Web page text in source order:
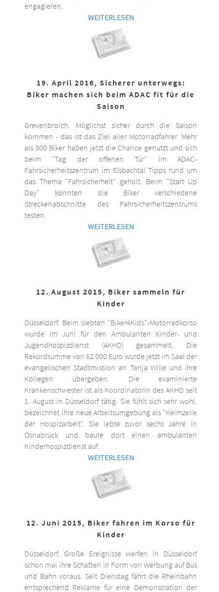
engagieren.
WEITERLESEN
19. April 2016, Sicherer unterwegs:
Biker machen sich beim ADAC fit für die
Saison
Grevenbroich. Möglichst sicher durch die Saison
kommen - das ist das Ziel aller Motorradfahrer. Mehr
als 300 Biker haben jetzt die Chance genutzt und sich
beim "Tag der offenen Tür" im ADAC-
Fahrsicherheitszentrum im Elsbachtal Tipps rund um
das Thema "Fahrsicherheit" geholt. Beim "Start Up
Day" konnten die Biker verschiedene
Streckenabschnitte des Fahrsicherheitszentrums
testen.
WEITERLESEN
12. August 2015, Biker sammeln für
Kinder
Düsseldorf. Beim siebten "Biker4Kids"-Motorradkorso
wurde im Juni für den Ambulanten Kinder- und
Jugendhospizdienst (AKHD) gesammelt. Die
Rekordsumme von 62 000 Euro wurde jetzt im Saal der
evangelischen Stadtmission an Tanja Wille und ihre
Kollegen übergeben. Die examinierte
Krankenschwester ist als Koordinatorin des AKHD seit
1. August in Düsseldorf tätig. Sie fühlt sich sehr wohl,
bezeichnet ihre neue Arbeitsumgebung als "Keimzelle
der Hospizarbeit". Sie lebte zuvor sechs Jahre in
Osnabrück und baute dort einen ambulanten
Kinderhospizdienst auf.
WEITERLESEN
12. Juni 2015, Biker fahren im Korso für
Kinder
Düsseldorf. Große Ereignisse werfen in Düsseldorf
schon mal ihre Schatten in Form von Werbung auf Bus
und Bahn voraus. Seit Dienstag fährt die Rheinbahn
entsprechend Reklame für eine Demonstration der